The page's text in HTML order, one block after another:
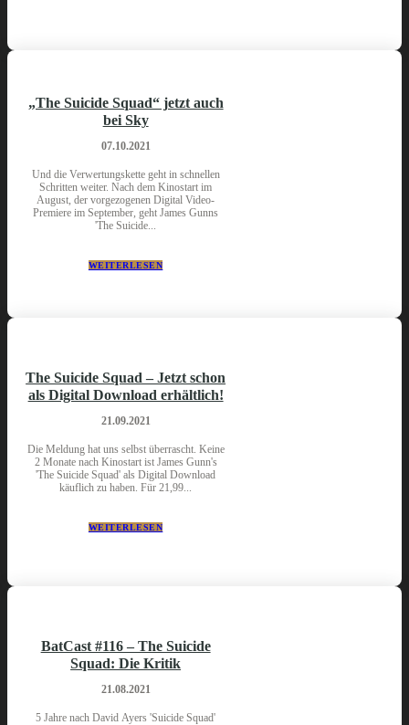
„The Suicide Squad“ jetzt auch
bei Sky
07.10.2021
Und die Verwertungskette geht in schnellen
Schritten weiter. Nach dem Kinostart im
August, der vorgezogenen Digital Video-
Premiere im September, geht James Gunns
'The Suicide...
WEITERLESEN
The Suicide Squad – Jetzt schon
als Digital Download erhältlich!
21.09.2021
Die Meldung hat uns selbst überrascht. Keine
2 Monate nach Kinostart ist James Gunn's
'The Suicide Squad' als Digital Download
käuflich zu haben. Für 21,99...
WEITERLESEN
BatCast #116 – The Suicide
Squad: Die Kritik
21.08.2021
5 Jahre nach David Ayers 'Suicide Squad'